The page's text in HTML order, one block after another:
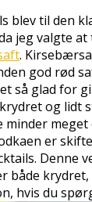
blev til den
jeg valgte
.
god rød
så glad for
og lidt
minder meget
er
Denne
både krydret,
hvis du